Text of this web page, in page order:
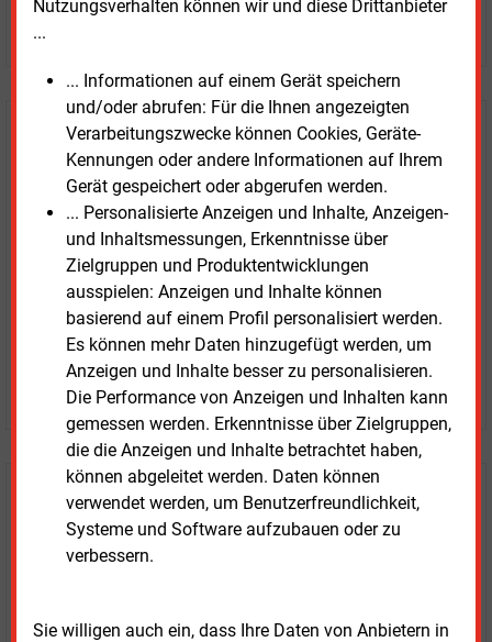
Nutzungsverhalten können wir und diese Drittanbieter
...
... Informationen auf einem Gerät speichern
und/oder abrufen: Für die Ihnen angezeigten
Verarbeitungszwecke können Cookies, Geräte-
Kennungen oder andere Informationen auf Ihrem
Gerät gespeichert oder abgerufen werden.
... Personalisierte Anzeigen und Inhalte, Anzeigen-
und Inhaltsmessungen, Erkenntnisse über
Zielgruppen und Produktentwicklungen
ausspielen: Anzeigen und Inhalte können
basierend auf einem Profil personalisiert werden.
Es können mehr Daten hinzugefügt werden, um
Anzeigen und Inhalte besser zu personalisieren.
Die Performance von Anzeigen und Inhalten kann
gemessen werden. Erkenntnisse über Zielgruppen,
die die Anzeigen und Inhalte betrachtet haben,
können abgeleitet werden. Daten können
verwendet werden, um Benutzerfreundlichkeit,
Systeme und Software aufzubauen oder zu
verbessern.
Sie willigen auch ein, dass Ihre Daten von Anbietern in
Testen SieE&M
kostenlos und
unverbindlich
Zwei Wochen kostenfreier Zugang
Zugang auf stündlich aktualisierte Nachrichten mit
Prognose- und Marktdaten
+ einmal täglich E&M daily
+ zwei Ausgaben der Zeitung E&M
ohne automatische Verlängerung
JETZT KOSTENLOS TESTEN
Login für Kunden